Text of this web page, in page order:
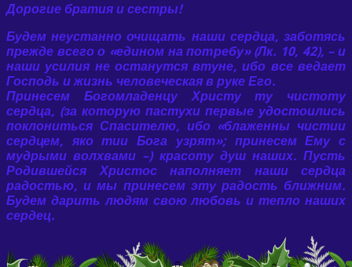
Дорогие братия и сестры!
Будем неустанно очищать наши сердца, заботясь
прежде всего о «едином на потребу» (Лк. 10, 42), – и
наши усилия не останутся втуне, ибо все ведает
Господь и жизнь человеческая в руке Его.
Принесем Богомладенцу Христу ту чистоту
сердца, (за которую пастухи первые удостоились
поклониться Спасителю, ибо «блаженны чистии
сердцем, яко тии Бога узрят»; принесем Ему с
мудрыми волхвами –) красоту душ наших. Пусть
Родившейся Христос наполняет наши сердца
радостью, и мы принесем эту радость ближним.
Будем дарить людям свою любовь и тепло наших
сердец.